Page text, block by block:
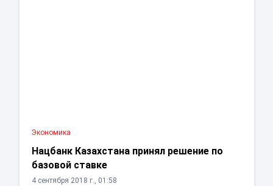
Экономика
Нацбанк Казахстана принял решение по
базовой ставке
4 сентября 2018 г., 01:58